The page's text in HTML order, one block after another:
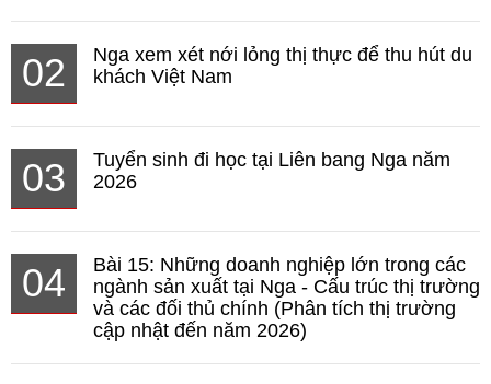
02
Nga xem xét nới lỏng thị thực để thu hút du
khách Việt Nam
03
Tuyển sinh đi học tại Liên bang Nga năm
2026
04
Bài 15: Những doanh nghiệp lớn trong các
ngành sản xuất tại Nga - Cấu trúc thị trường
và các đối thủ chính (Phân tích thị trường
cập nhật đến năm 2026)